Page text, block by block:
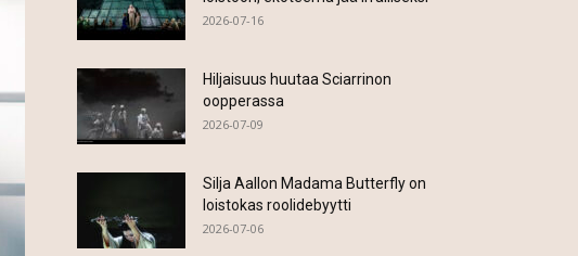
2026-07-16
Hiljaisuus huutaa Sciarrinon
oopperassa
2026-07-09
Silja Aallon Madama Butterfly on
loistokas roolidebyytti
2026-07-06